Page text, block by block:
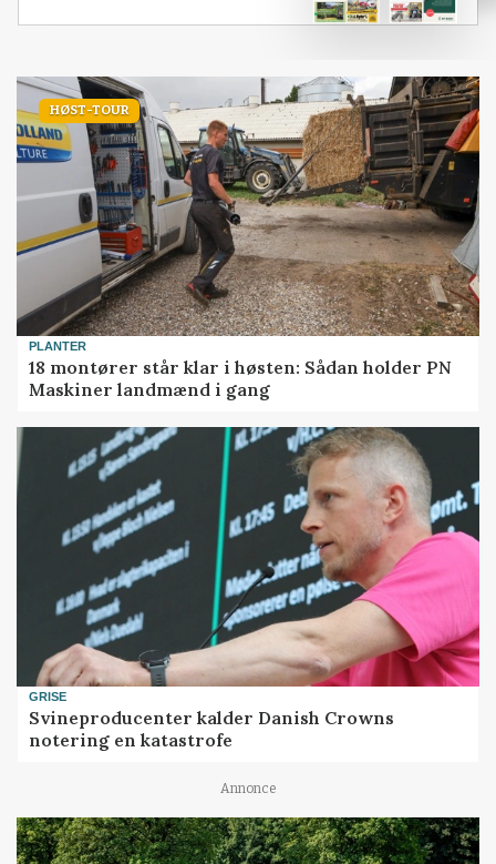
HØST-TOUR
PLANTER
18 montører står klar i høsten: Sådan holder PN
Maskiner landmænd i gang
GRISE
Svineproducenter kalder Danish Crowns
notering en katastrofe
Annonce